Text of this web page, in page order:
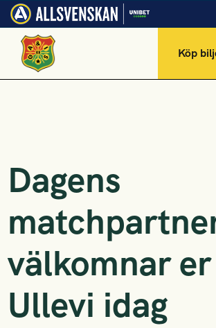
Köp
Dagens
välkomnar
Ullevi idag